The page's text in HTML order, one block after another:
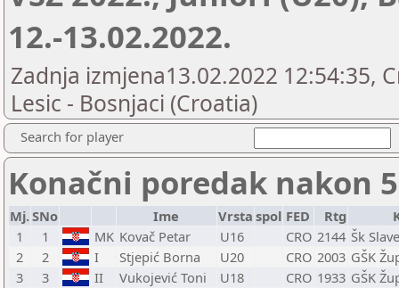
12.-13.02.2022.
Zadnja izmjena13.02.2022 12:54:35,
Lesic - Bosnjaci (Croatia)
Search for player
Konačni poredak nakon
Mj.SNo Ime Vrsta spol FED Rtg
1
1 MK Kovač Petar U16 CRO 2144 Šk
2
2 I Stjepić Borna U20 CRO 2003 GŠK
3
3 II Vukojević Toni U18 CRO 1933 GŠK